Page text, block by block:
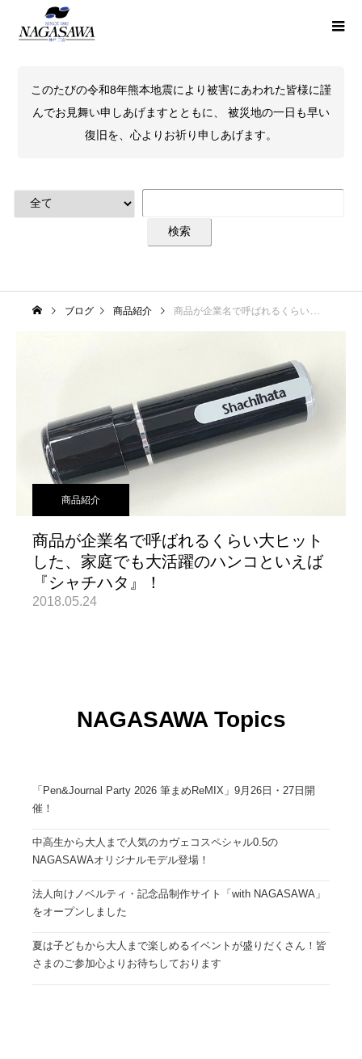
このたびの令和8年熊本地震により被害にあわれた皆様に謹
んでお見舞い申しあげますとともに、 被災地の一日も早い
復旧を、心よりお祈り申しあげます。
ブログ 商品紹介 商品が企業名で呼ばれるくらい大ヒットした、家庭でも大活躍のハンコといえば『シャチハタ』！
商品紹介
商品が企業名で呼ばれるくらい大ヒット
した、家庭でも大活躍のハンコといえば
『シャチハタ』！
2018.05.24
NAGASAWA Topics
「Pen&Journal Party 2026 筆まめReMIX」9月26日・27日開
催！
中高生から大人まで人気のカヴェコスペシャル0.5の
NAGASAWAオリジナルモデル登場！
法人向けノベルティ・記念品制作サイト「with NAGASAWA」
をオープンしました
夏は子どもから大人まで楽しめるイベントが盛りだくさん！皆
さまのご参加心よりお待ちしております